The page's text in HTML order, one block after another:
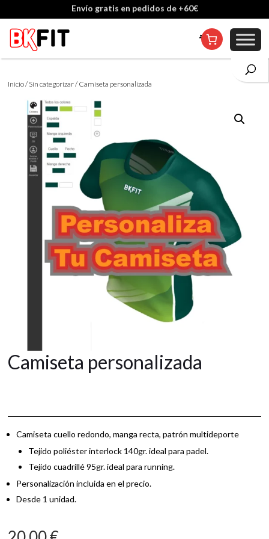
Envío gratis en pedidos de +60€
Cambio de talla incluido, excepto en personalizados
Inicio/ Sin categorizar/ Camiseta personalizada
Camiseta personalizada
Camiseta cuello redondo, manga recta, patrón multideporte
Tejido poliéster interlock 140gr. ideal para padel.
Tejido cuadrillé 95gr. ideal para running.
Personalización incluida en el precio.
Desde 1 unidad.